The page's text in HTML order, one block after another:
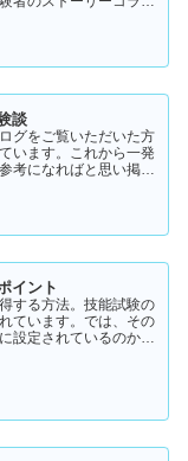
談
グをご覧いただいた方
います。これから一発
考になればと思い掲載
イント
する方法。技能試験の
ています。では、その
設定されているのかご